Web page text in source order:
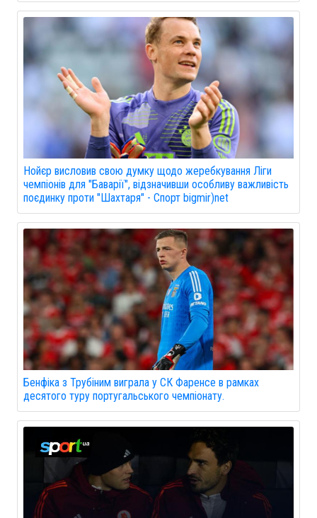
Нойєр висловив свою думку щодо жеребкування Ліги
чемпіонів для "Баварії", відзначивши особливу важливість
поєдинку проти "Шахтаря" - Спорт bigmir)net
Бенфіка з Трубіним виграла у СК Фаренсе в рамках
десятого туру португальського чемпіонату.